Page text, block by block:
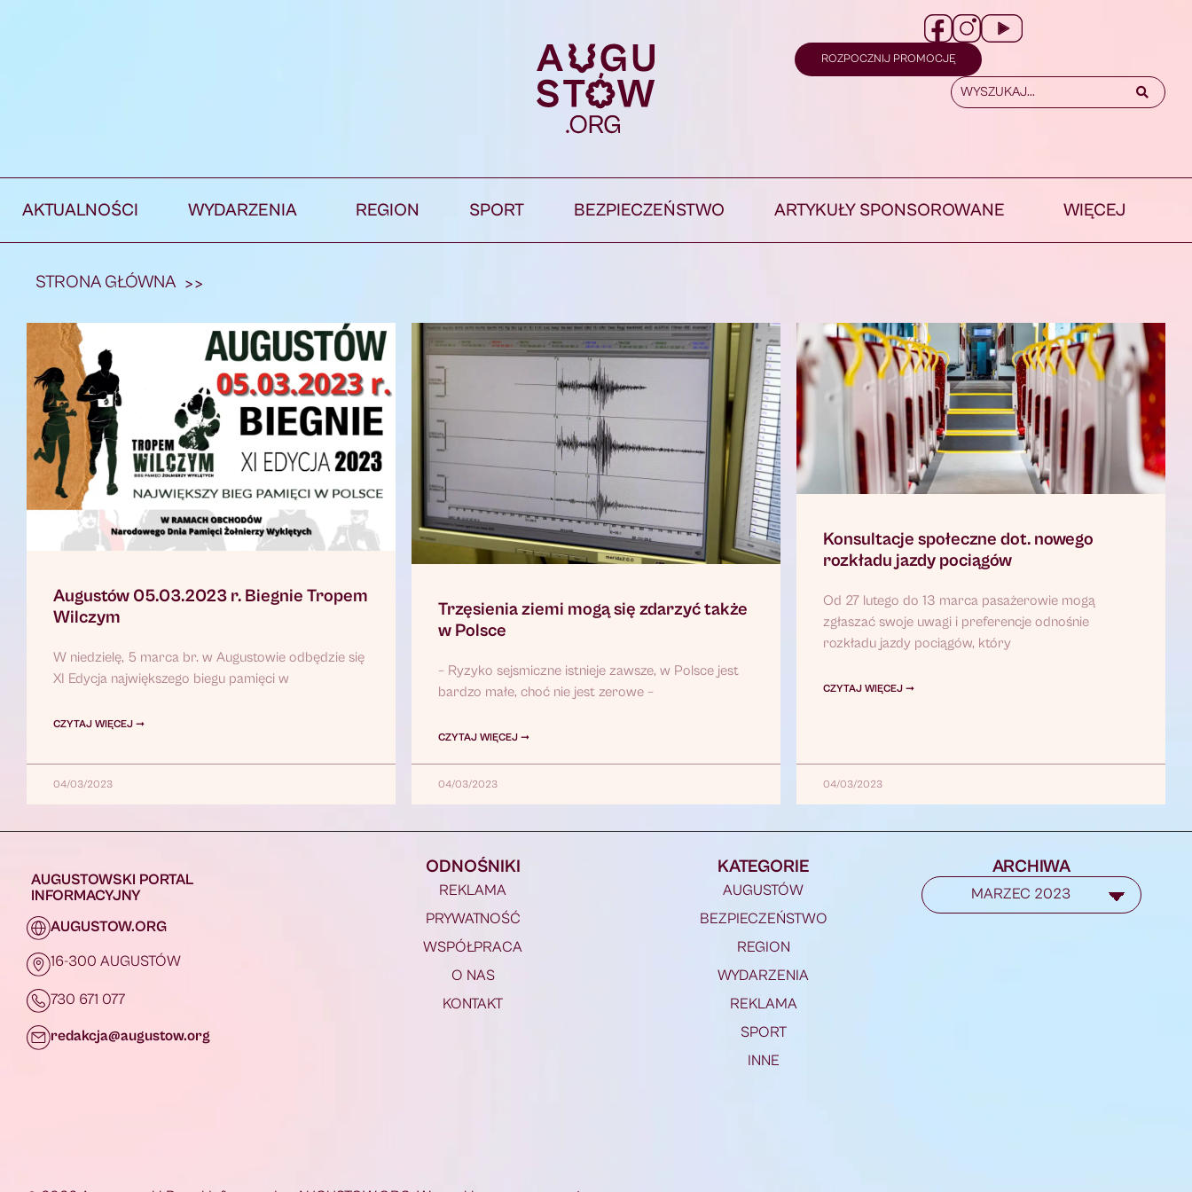
ROZPOCZNIJ PROMOCJĘ
AKTUALNOŚCI WYDARZENIA REGION SPORT BEZPIECZEŃSTWO ARTYKUŁY SPONSOROWANE WIĘCEJ
STRONA GŁÓWNA >>
Augustów 05.03.2023 r. Biegnie Tropem
Wilczym
W niedzielę, 5 marca br. w Augustowie odbędzie się
XI Edycja największego biegu pamięci w
CZYTAJ WIĘCEJ ➞
04/03/2023
Trzęsienia ziemi mogą się zdarzyć także
w Polsce
– Ryzyko sejsmiczne istnieje zawsze, w Polsce jest
bardzo małe, choć nie jest zerowe –
CZYTAJ WIĘCEJ ➞
04/03/2023
Konsultacje społeczne dot. nowego
rozkładu jazdy pociągów
Od 27 lutego do 13 marca pasażerowie mogą
zgłaszać swoje uwagi i preferencje odnośnie
rozkładu jazdy pociągów, który
CZYTAJ WIĘCEJ ➞
04/03/2023
AUGUSTOWSKI PORTAL
INFORMACYJNY
AUGUSTOW.ORG
16-300 AUGUSTÓW
730 671 077
redakcja@augustow.org
ODNOŚNIKI
REKLAMA
PRYWATNOŚĆ
WSPÓŁPRACA
O NAS
KONTAKT
KATEGORIE
AUGUSTÓW
BEZPIECZEŃSTWO
REGION
WYDARZENIA
REKLAMA
SPORT
INNE
ARCHIWA